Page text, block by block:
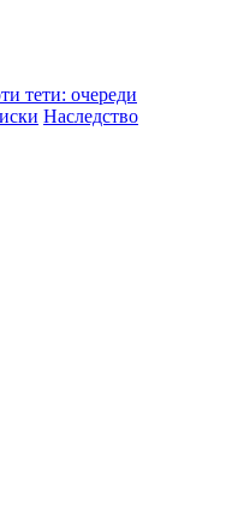
тети: очереди
Наследство